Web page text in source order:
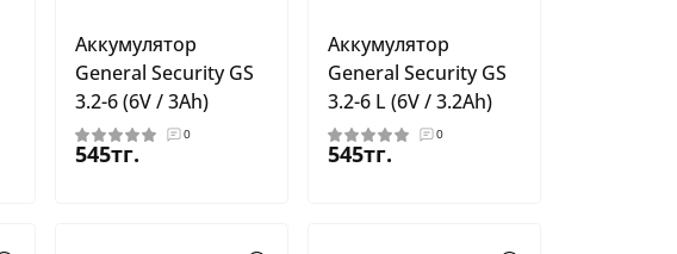
Аккумулятор
General Security GS
3.2-6 (6V / 3Ah)
0
545тг.
Аккумулятор
General Security GS
3.2-6 L (6V / 3.2Ah)
0
545тг.